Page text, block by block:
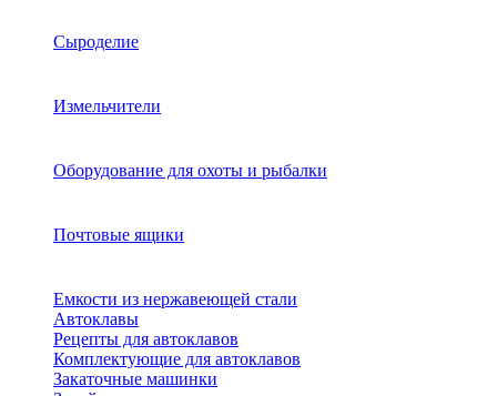
Сыроделие
Измельчители
Оборудование для охоты и рыбалки
Почтовые ящики
Емкости из нержавеющей стали
Автоклавы
Рецепты для автоклавов
Комплектующие для автоклавов
Закаточные машинки